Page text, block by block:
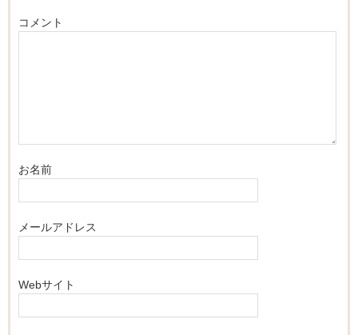
コメント
お名前
メールアドレス
Webサイト